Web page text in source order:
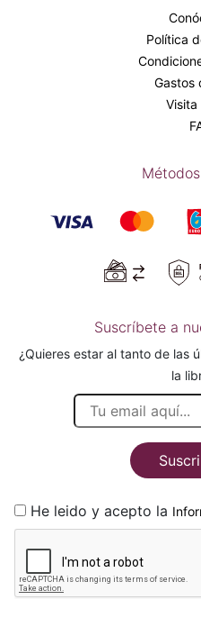
Política
Gastos
Visita
Suscríbete a
¿Quieres estar al tanto de las
la
He leido y acepto la